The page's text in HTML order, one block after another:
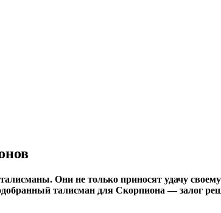
Они не только приносят удачу
талисман для Скорпиона — залог